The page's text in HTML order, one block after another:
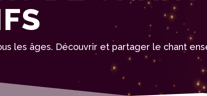
les âges. Découvrir et partager le chant